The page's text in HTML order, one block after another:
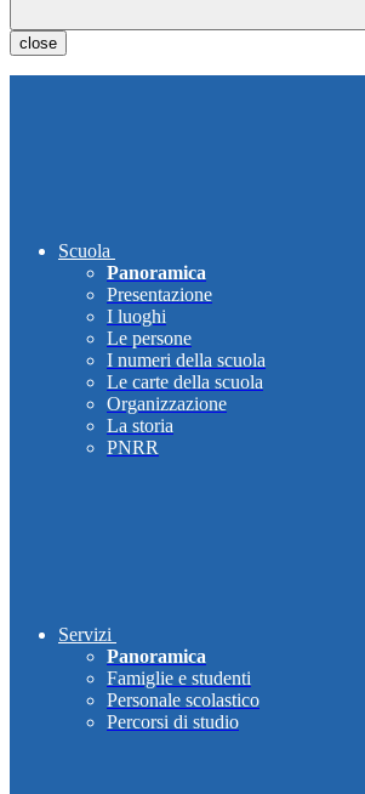
close
Scuola
Panoramica
Presentazione
I luoghi
Le persone
I numeri della scuola
Le carte della scuola
Organizzazione
La storia
PNRR
Servizi
Panoramica
Famiglie e studenti
Personale scolastico
Percorsi di studio